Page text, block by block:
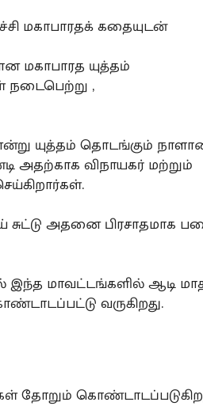
மகாபாரதக் கதையுடன்
மகாபாரத யுத்தம்
நடைபெற்று ,
யுத்தம் தொடங்கும்
அதற்காக விநாயகர் மற்றும்
அதனை பிரசாதமாக
இந்த மாவட்டங்களில் ஆடி
வருகிறது.
தோறும்